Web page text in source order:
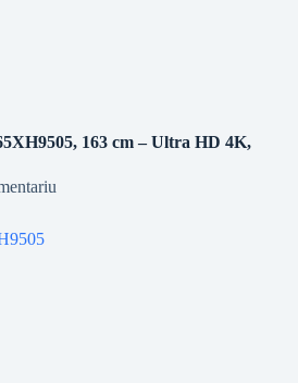
163 cm – Ultra HD 4K,